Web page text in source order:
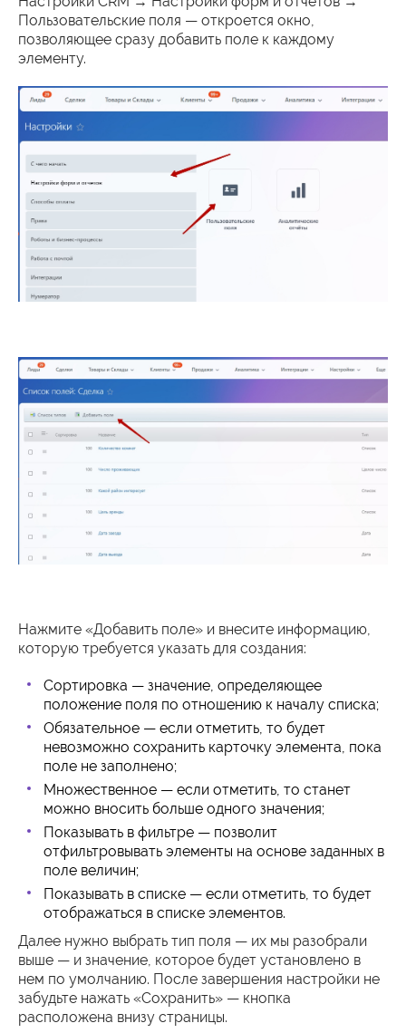
Пользовательские поля — откроется окно,
позволяющее сразу добавить поле к каждому
элементу.
Нажмите «Добавить поле» и внесите информацию,
которую требуется указать для создания:
Сортировка — значение, определяющее
положение поля по отношению к началу списка;
Обязательное — если отметить, то будет
невозможно сохранить карточку элемента, пока
поле не заполнено;
Множественное — если отметить, то станет
можно вносить больше одного значения;
Показывать в фильтре — позволит
отфильтровывать элементы на основе заданных в
поле величин;
Показывать в списке — если отметить, то будет
отображаться в списке элементов.
Далее нужно выбрать тип поля — их мы разобрали
выше — и значение, которое будет установлено в
нем по умолчанию. После завершения настройки не
забудьте нажать «Сохранить» — кнопка
расположена внизу страницы.